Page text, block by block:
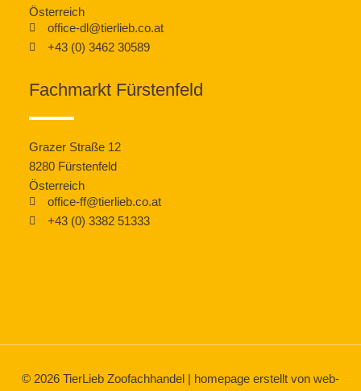
Österreich
office-dl@tierlieb.co.at
+43 (0) 3462 30589
Fachmarkt Fürstenfeld
Grazer Straße 12
8280 Fürstenfeld
Österreich
office-ff@tierlieb.co.at
+43 (0) 3382 51333
© 2026 TierLieb Zoofachhandel homepage erstellt von web-